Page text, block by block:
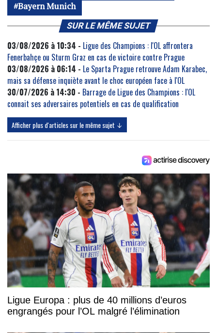
Bayern Munich
SUR LE MÊME SUJET
03/08/2026 à 10:34 - Ligue des Champions : l'OL affrontera
Fenerbahçe ou Sturm Graz en cas de victoire contre Prague
03/08/2026 à 06:14 - Le Sparta Prague retrouve Adam Karabec,
mais sa défense inquiète avant le choc européen face à l'OL
30/07/2026 à 14:30 - Barrage de Ligue des Champions : l'OL
connait ses adversaires potentiels en cas de qualification
Afficher plus d'articles sur le même sujet ↓
Ligue Europa : plus de 40 millions d’euros
engrangés pour l’OL malgré l’élimination